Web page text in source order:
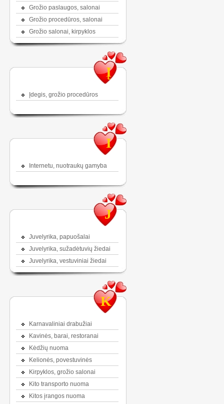
Grožio paslaugos, salonai
Grožio procedūros, salonai
Grožio salonai, kirpyklos
Į
Įdegis, grožio procedūros
I
Internetu, nuotraukų gamyba
J
Juvelyrika, papuošalai
Juvelyrika, sužadėtuvių žiedai
Juvelyrika, vestuviniai žiedai
K
Karnavaliniai drabužiai
Kavinės, barai, restoranai
Kėdžių nuoma
Kelionės, povestuvinės
Kirpyklos, grožio salonai
Kito transporto nuoma
Kitos įrangos nuoma